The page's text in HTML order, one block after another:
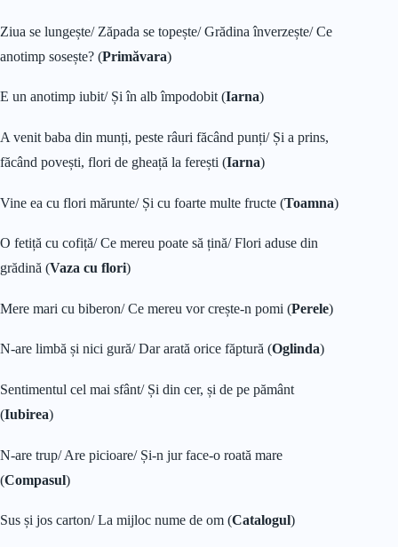
Ziua se lungește/ Zăpada se topește/ Grădina înverzește/ Ce
anotimp sosește? (Primăvara)
E un anotimp iubit/ Și în alb împodobit (Iarna)
A venit baba din munți, peste râuri făcând punți/ Și a prins,
făcând povești, flori de gheață la ferești (Iarna)
Vine ea cu flori mărunte/ Și cu foarte multe fructe (Toamna)
O fetiță cu cofiță/ Ce mereu poate să țină/ Flori aduse din
grădină (Vaza cu flori)
Mere mari cu biberon/ Ce mereu vor crește-n pomi (Perele)
N-are limbă și nici gură/ Dar arată orice făptură (Oglinda)
Sentimentul cel mai sfânt/ Și din cer, și de pe pământ
(Iubirea)
N-are trup/ Are picioare/ Și-n jur face-o roată mare
(Compasul)
Sus și jos carton/ La mijloc nume de om (Catalogul)